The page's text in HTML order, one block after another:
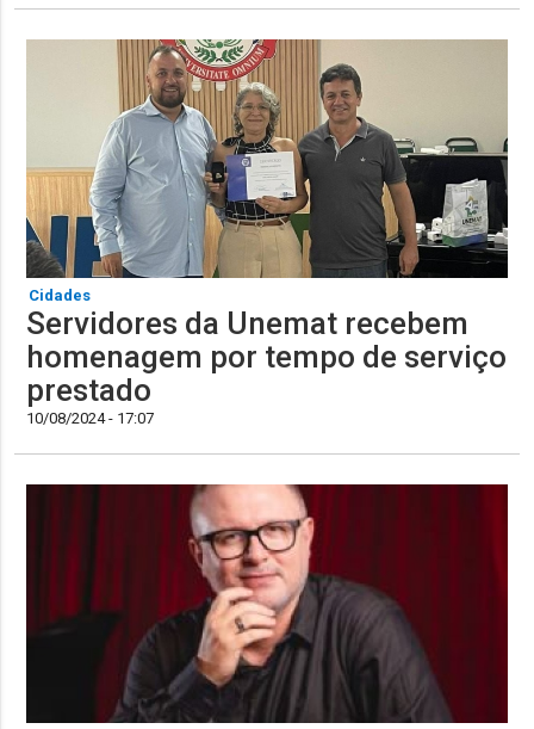
Cidades
Servidores da Unemat recebem
homenagem por tempo de serviço
prestado
10/08/2024 - 17:07